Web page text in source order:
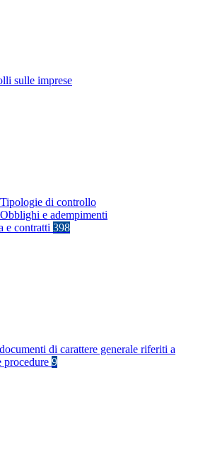
sulle imprese
Tipologie di controllo
Obblighi e adempimenti
e contratti 398
di carattere generale riferiti a
procedure 9